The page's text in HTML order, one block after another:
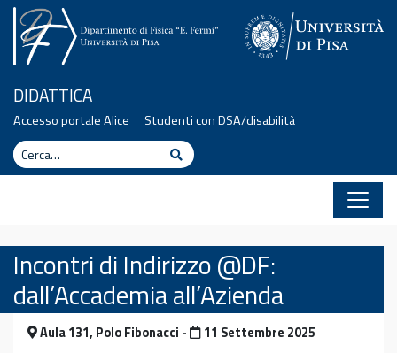
Vai al contenuto
DIDATTICA
Accesso portale Alice
Studenti con DSA/disabilità
Cerca
Cerca
Incontri di Indirizzo @DF:
dall’Accademia all’Azienda
Aula 131, Polo Fibonacci - 11 Settembre 2025